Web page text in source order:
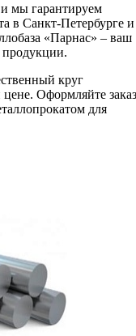
мы гарантируем
в Санкт-Петербурге и
«Парнас» – ваш
круг
Оформляйте
для